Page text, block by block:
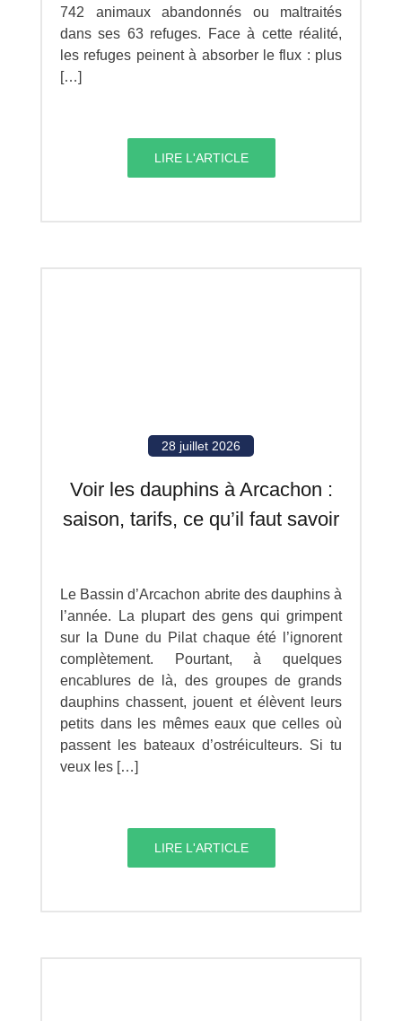
742 animaux abandonnés ou maltraités
dans ses 63 refuges. Face à cette réalité,
les refuges peinent à absorber le flux : plus
[…]
LIRE L'ARTICLE
28 juillet 2026
Voir les dauphins à Arcachon :
saison, tarifs, ce qu’il faut savoir
Le Bassin d’Arcachon abrite des dauphins à
l’année. La plupart des gens qui grimpent
sur la Dune du Pilat chaque été l’ignorent
complètement. Pourtant, à quelques
encablures de là, des groupes de grands
dauphins chassent, jouent et élèvent leurs
petits dans les mêmes eaux que celles où
passent les bateaux d’ostréiculteurs. Si tu
veux les […]
LIRE L'ARTICLE